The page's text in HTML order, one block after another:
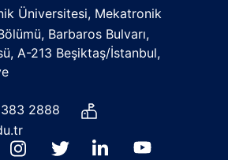
Üniversitesi, Mekatronik
Barbaros Bulvarı,
A-213 Beşiktaş/İstanbul,
2888